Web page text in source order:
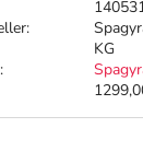
KG